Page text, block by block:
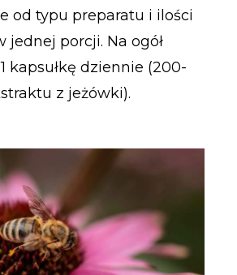
od typu preparatu i ilości
jednej porcji. Na ogół
kapsułkę dziennie (200-
z jeżówki).